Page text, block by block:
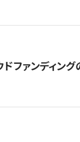
ファンディン